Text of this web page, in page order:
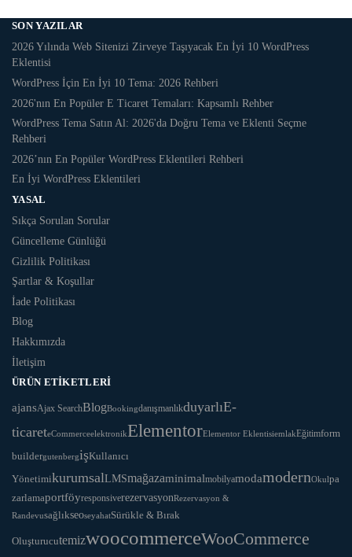
SON YAZILAR
2026 Yılında Web Sitenizi Zirveye Taşıyacak En İyi 10 WordPress
Eklentisi
WordPress İçin En İyi 10 Tema: 2026 Rehberi
2026'nın En Popüler E Ticaret Temaları: Kapsamlı Rehber
WordPress Tema Satın Al: 2026'da Doğru Tema ve Eklenti Seçme
Rehberi
2026’nın En Popüler WordPress Eklentileri Rehberi
En İyi WordPress Eklentileri
YASAL
Sıkça Sorulan Sorular
Güncelleme Günlüğü
Gizlilik Politikası
Şartlar & Koşullar
İade Politikası
Blog
Hakkımızda
İletişim
ÜRÜN ETIKETLERI
ajansAjax SearchBlogBookingdanışmanlıkduyarlıE-
ticareteCommerceelektronikElementorElementor EklentisiemlakEğitimform
buildergutenbergişKullanıcı
YönetimikurumsalLMSmağazaminimalmobilyamodamodernOkulpa
zarlamaportföyresponsiverezervasyonRezervasyon &
RandevusağlıkseoseyahatSürükle & Bırak
OluşturucutemizwoocommerceWooCommerce